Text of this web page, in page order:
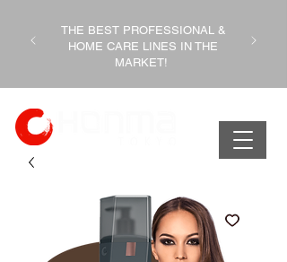
THE BEST PROFESSIONAL &
HOME CARE LINES IN THE
MARKET!